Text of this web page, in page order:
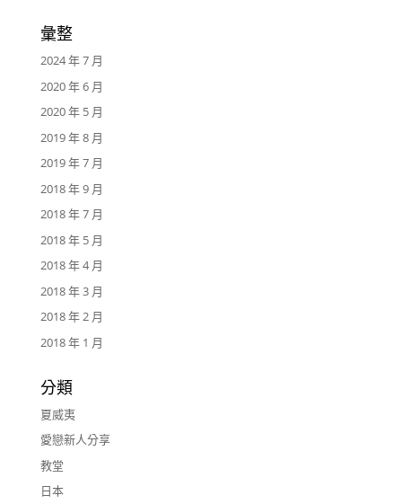
彙整
2024 年 7 月
2020 年 6 月
2020 年 5 月
2019 年 8 月
2019 年 7 月
2018 年 9 月
2018 年 7 月
2018 年 5 月
2018 年 4 月
2018 年 3 月
2018 年 2 月
2018 年 1 月
分類
夏威夷
愛戀新人分享
教堂
日本